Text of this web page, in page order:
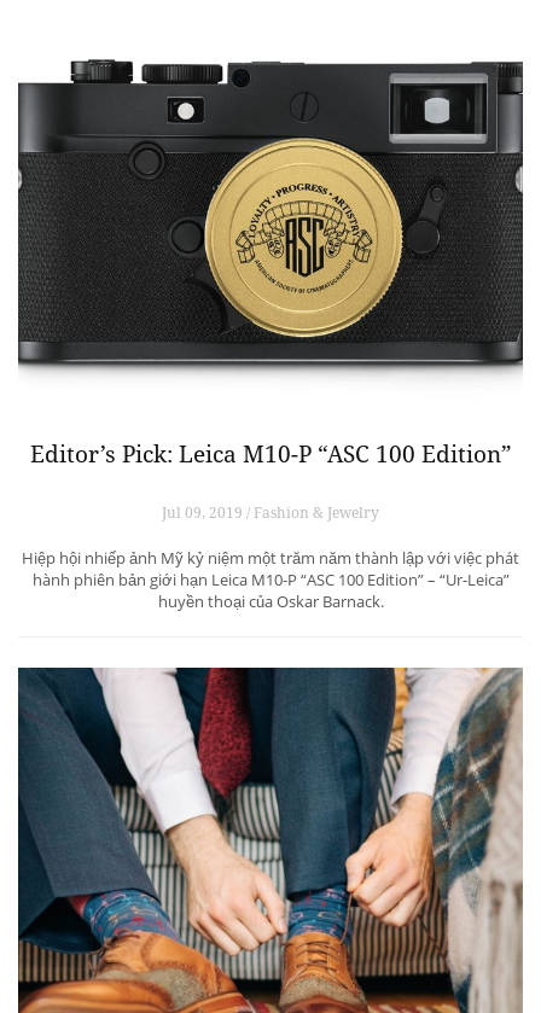
Editor’s Pick: Leica M10-P “ASC 100 Edition”
Jul 09, 2019 / Fashion & Jewelry
Hiệp hội nhiếp ảnh Mỹ kỷ niệm một trăm năm thành lập với việc phát
hành phiên bản giới hạn Leica M10-P “ASC 100 Edition” – “Ur-Leica”
huyền thoại của Oskar Barnack.